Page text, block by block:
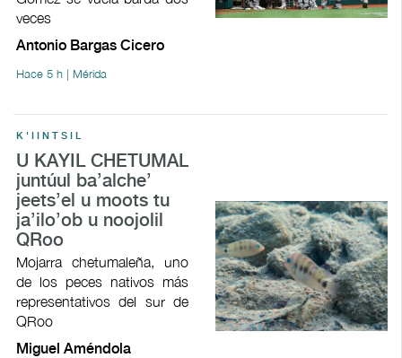
veces
Antonio Bargas Cicero
Hace 5 h | Mérida
K'IINTSIL
U KAYIL CHETUMAL
juntúul ba’alche’
jeets’el u moots tu
ja’ilo’ob u noojolil
QRoo
Mojarra chetumaleña, uno
de los peces nativos más
representativos del sur de
QRoo
Miguel Améndola